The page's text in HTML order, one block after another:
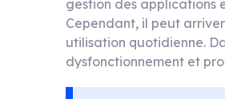
gestion des applications
Cependant, il peut
utilisation quotidienne.
dysfonctionnement et